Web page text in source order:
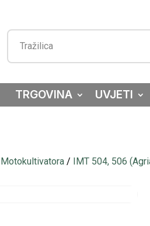
TRGOVINA UVJETI
Motokultivatora / IMT 504, 506